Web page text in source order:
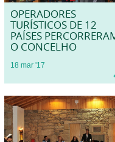
OPERADORES
TURÍSTICOS DE 12
PAÍSES
O CONCELHO
18 mar '17